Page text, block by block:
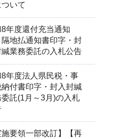
いて
年度還付充当通知
地払通知書印字・封
緘業務委託の入札公告
年度法人県民税・事
付書印字・封入封緘
託(1月～3月)の入札
施要領一部改訂】【再